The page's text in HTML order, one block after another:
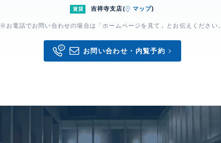
賃貸 吉祥寺支店( マップ)
※お電話でお問い合わせの場合は「ホームページを見て」とお伝えください
お問い合わせ・内覧予約